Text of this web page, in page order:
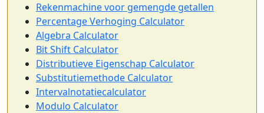
Rekenmachine voor gemengde getallen
Percentage Verhoging Calculator
Algebra Calculator
Bit Shift Calculator
Distributieve Eigenschap Calculator
Substitutiemethode Calculator
Intervalnotatiecalculator
Modulo Calculator